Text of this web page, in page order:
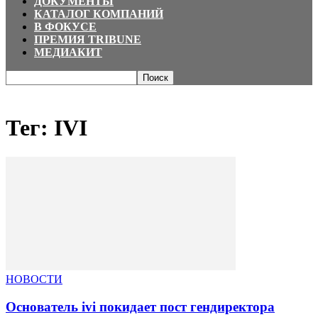
КАТАЛОГ КОМПАНИЙ
В ФОКУСЕ
ПРЕМИЯ TRIBUNE
МЕДИАКИТ
Тег: IVI
НОВОСТИ
Основатель ivi покидает пост гендиректора